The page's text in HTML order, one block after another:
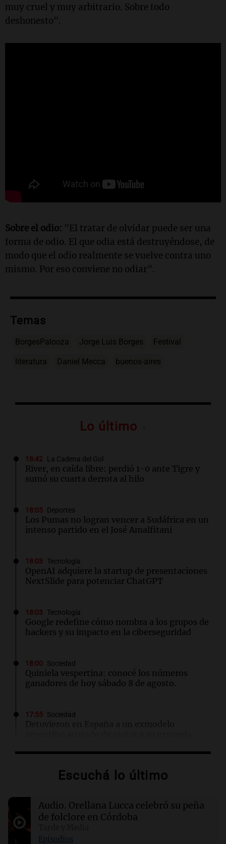
muy cruel y muy arbitrario. Sobre todo
deshonesto".
Sobre el odio: "El tratar de olvidar puede ser una
forma de odio. El que odia está destruyéndose, de
modo que el odio realmente se vuelve contra uno
mismo. Por eso conviene no odiar".
Temas
BorgesPalooza Jorge Luis Borges Festival
literatura Daniel Mecca buenos-aires
Lo último
18:42 La Cadena del Gol
River, en caída libre: perdió 1-0 ante Tigre y
sumó su cuarta derrota al hilo
18:05 Deportes
Los Pumas no logran vencer a Sudáfrica en un
intenso partido en el José Amalfitani
18:03 Tecnología
OpenAI adquiere la startup de presentaciones
NextSlide para potenciar ChatGPT
18:03 Tecnología
Google redefine cómo nombra a los grupos de
hackers y su impacto en la ciberseguridad
18:00 Sociedad
Quiniela vespertina: conocé los números
ganadores de hoy sábado 8 de agosto.
17:55 Sociedad
Detuvieron en España a un exmodelo
El impactante momento en que un terremoto
Japón
Conductores demandan a Mercedes AMG por
Escuchá lo último
Audio. Orellana Lucca celebró su peña
de folclore en Córdoba
Episodios